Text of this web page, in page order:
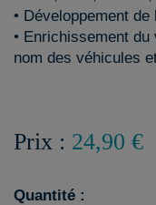
• Développement de
• Enrichissement
nom des véhicules
Prix : 24,90 €
Quantité :